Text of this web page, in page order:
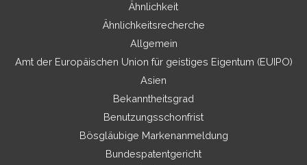
Ähnlichkeit
Ähnlichkeitsrecherche
Allgemein
Amt der Europäischen Union für geistiges Eigentum (EUIPO)
Asien
Bekanntheitsgrad
Benutzungsschonfrist
Bösgläubige Markenanmeldung
Bundespatentgericht